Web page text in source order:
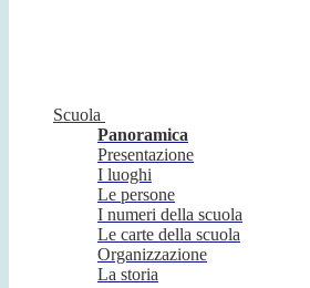
Scuola
Panoramica
Presentazione
I luoghi
Le persone
I numeri della scuola
Le carte della scuola
Organizzazione
La storia